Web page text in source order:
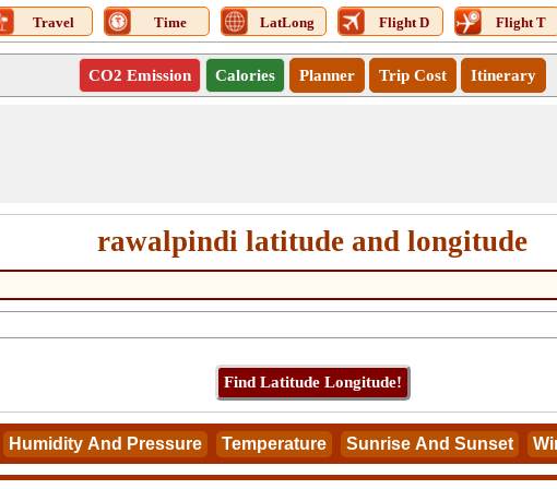
Travel Time LatLong Flight D Flight T
CO2 Emission Calories Planner Trip Cost Itinerary
rawalpindi latitude and longitude